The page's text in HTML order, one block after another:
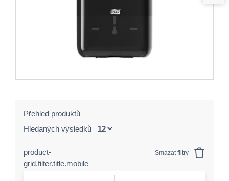
Přehled produktů
Hledaných výsledků
product-
grid.filter.title.mobile
Smazat filtry